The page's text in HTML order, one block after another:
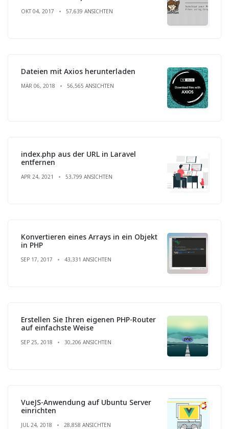
OKT 04, 2017 57,639 ANSICHTEN
Dateien mit Axios herunterladen
MÄR 06, 2018 56,565 ANSICHTEN
index.php aus der URL in Laravel
entfernen
APR 24, 2021 53,799 ANSICHTEN
Konvertieren eines Arrays in ein Objekt
in PHP
SEP 17, 2017 43,331 ANSICHTEN
Erstellen Sie Ihren eigenen PHP-Router
auf einfachste Weise
SEP 25, 2018 30,206 ANSICHTEN
VueJS-Anwendung auf Ubuntu Server
einrichten
JUL 24, 2018 28,858 ANSICHTEN